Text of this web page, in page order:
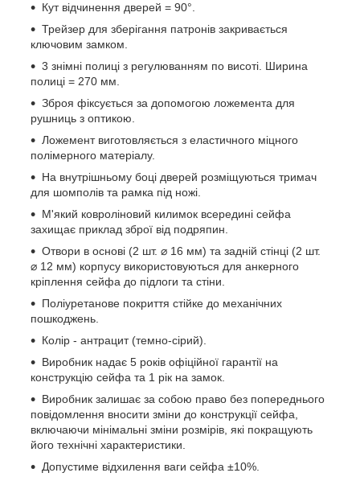
Кут відчинення дверей = 90°.
Трейзер для зберігання патронів закривається
ключовим замком.
3 знімні полиці з регулюванням по висоті. Ширина
полиці = 270 мм.
Зброя фіксується за допомогою ложемента для
рушниць з оптикою.
Ложемент виготовляється з еластичного міцного
полімерного матеріалу.
На внутрішньому боці дверей розміщуються тримач
для шомполів та рамка під ножі.
М'який ковроліновий килимок всередині сейфа
захищає приклад зброї від подряпин.
Отвори в основі (2 шт. ⌀ 16 мм) та задній стінці (2 шт.
⌀ 12 мм) корпусу використовуються для анкерного
кріплення сейфа до підлоги та стіни.
Поліуретанове покриття стійке до механічних
пошкоджень.
Колір - антрацит (темно-сірий).
Виробник надає 5 років офіційної гарантії на
конструкцію сейфа та 1 рік на замок.
Виробник залишає за собою право без попереднього
повідомлення вносити зміни до конструкції сейфа,
включаючи мінімальні зміни розмірів, які покращують
його технічні характеристики.
Допустиме відхилення ваги сейфа ±10%.